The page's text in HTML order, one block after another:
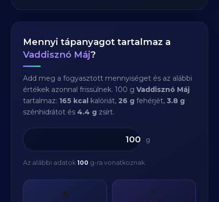
Mennyi tápanyagot tartalmaz a
Vaddisznó Máj?
Add meg a fogyasztott mennyiséget és az alábbi
értékek azonnal frissülnek. 100 gVaddisznó Máj
tartalmaz: 165 kcal kalóriát,26 g fehérjét,3.8 g
szénhidrátot és4.4 g zsírt.
g
Az alábbi adatok100 g-ra vonatkoznak.
🔥 💪